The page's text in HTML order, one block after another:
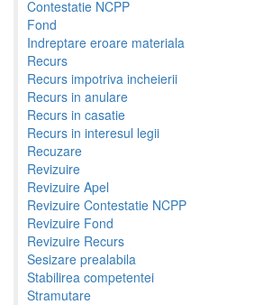
Contestatie NCPP
Fond
Indreptare eroare materiala
Recurs
Recurs impotriva incheierii
Recurs in anulare
Recurs in casatie
Recurs in interesul legii
Recuzare
Revizuire
Revizuire Apel
Revizuire Contestatie NCPP
Revizuire Fond
Revizuire Recurs
Sesizare prealabila
Stabilirea competentei
Stramutare